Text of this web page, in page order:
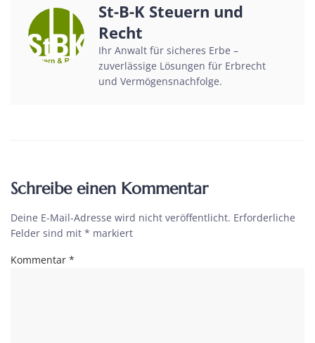
St-B-K Steuern und
Recht
Ihr Anwalt für sicheres Erbe –
zuverlässige Lösungen für Erbrecht
und Vermögensnachfolge.
Schreibe einen Kommentar
Deine E-Mail-Adresse wird nicht veröffentlicht. Erforderliche
Felder sind mit * markiert
Kommentar *